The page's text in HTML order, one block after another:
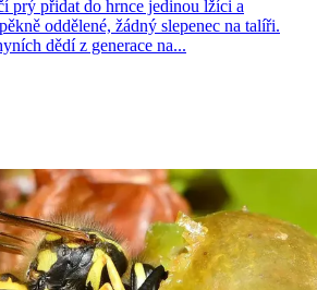
prý přidat do hrnce jedinou lžíci a
oddělené, žádný slepenec na talíři.
dědí z generace na...